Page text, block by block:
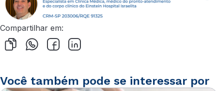
Compartilhar em:
Você também pode se interessar por